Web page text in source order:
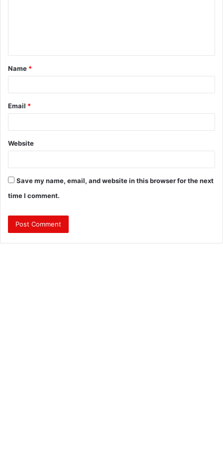
t
*
Name *
Email *
Website
Save my name, email, and website in this browser for the next
time I comment.